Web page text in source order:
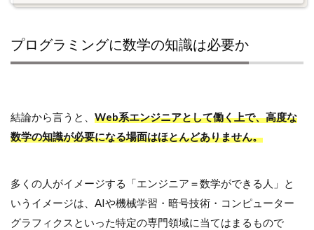
プログラミングに数学の知識は必要か
結論から言うと、 Web系エンジニアとして働く上で、高度な
数学の知識が必要になる場面はほとんどありません。
多くの人がイメージする「エンジニア＝数学ができる人」と
いうイメージは、AIや機械学習・暗号技術・コンピューター
グラフィクスといった特定の専門領域に当てはまるもので